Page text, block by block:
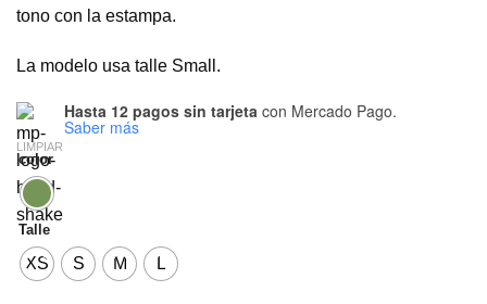
tono con la estampa.
La modelo usa talle Small.
Hasta 12 pagos sin tarjeta con Mercado Pago.
Saber más
color
Talle
XS S M L
LIMPIAR